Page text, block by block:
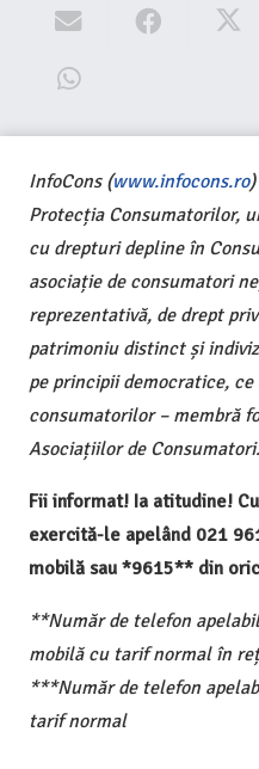
InfoCons (www.infocons.ro
Protecția Consumatorilor,
cu drepturi depline în
asociație de consumatori
reprezentativă, de drept
patrimoniu distinct și
pe principii democratice,
consumatorilor – membră
Asociațiilor de Consumatori.
Fii informat! Ia atitudine!
exercită-le apelând 021
mobilă sau *9615** din
**Număr de telefon
mobilă cu tarif normal în
***Număr de telefon
tarif normal